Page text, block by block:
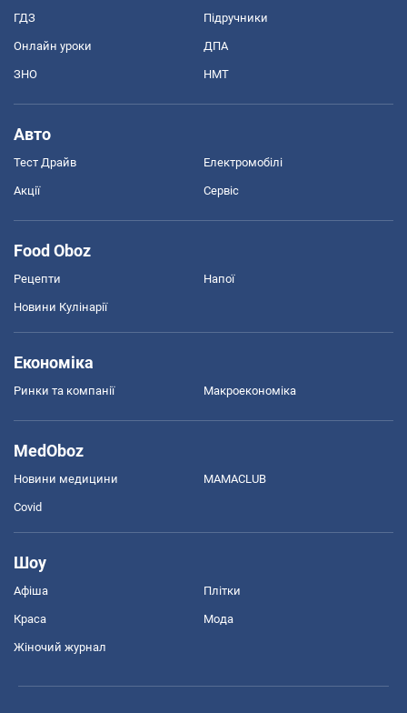
ГДЗ Підручники
Онлайн уроки ДПА
ЗНО НМТ
Авто
Тест Драйв Електромобілі
Акції Сервіс
Food Oboz
Рецепти Напої
Новини Кулінарії
Економіка
Ринки та компанії Макроекономіка
MedOboz
Новини медицини MAMACLUB
Covid
Шоу
Афіша Плітки
Краса Мода
Жіночий журнал